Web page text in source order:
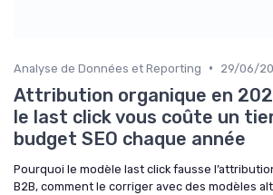
Analyse de Données et Reporting • 29/06/
Attribution organique en
le last click vous coûte un
budget SEO chaque année
Pourquoi le modèle last click fausse
B2B, comment le corriger avec des modèles